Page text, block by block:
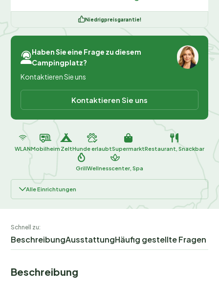
Niedrigpreisgarantie!
Haben Sie eine Frage zu diesem
Campingplatz?
Kontaktieren Sie uns
Kontaktieren Sie uns
WLANMobilheim ZeltHunde erlaubtSupermarktRestaurant, Snackbar
GrillWellnesscenter, Spa
Alle Einrichtungen
Schnell zu:
BeschreibungAusstattungHäufig gestellte Fragen
Beschreibung